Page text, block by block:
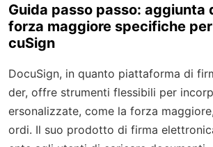
Guida passo passo: aggiunta
forza maggiore specifiche per
cuSign
DocuSign, in quanto piattaforma di
der, offre strumenti flessibili per
ersonalizzate, come la forza
ordi. Il suo prodotto di firma